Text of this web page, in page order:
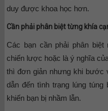
duy được khoa học hơn.
Cần phải phân biệt từng khía
Các bạn cần phải phân
chiến lược hoặc là ý nghĩa
thì đơn giản nhưng khi bước
dẫn đến tình trạng lúng
khiến bạn bị nhầm lẫn.